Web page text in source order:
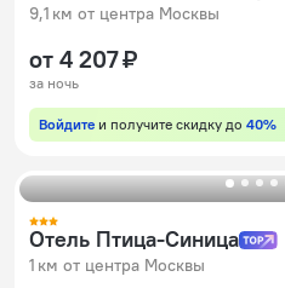
9,1 км от центра Москвы
от 4 207 ₽
за ночь
Войдите и получите скидку до 40%
Отель Птица-Синица
1 км от центра Москвы